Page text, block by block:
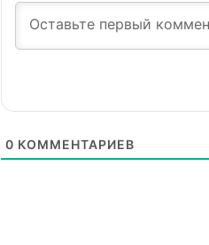
0 КОММЕНТАРИЕВ